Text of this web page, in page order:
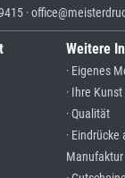
·
Weitere
· Eigenes
· Ihre
· Qualität
·
Manufaktur